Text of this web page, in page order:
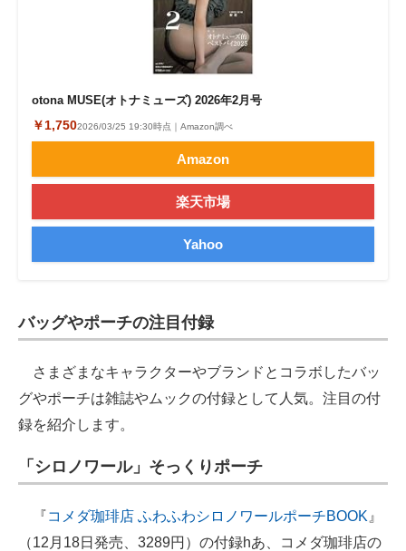
otona MUSE(オトナミューズ) 2026年2月号
￥1,7502026/03/25 19:30時点｜Amazon調べ
Amazon
楽天市場
Yahoo
バッグやポーチの注目付録
さまざまなキャラクターやブランドとコラボしたバッ
グやポーチは雑誌やムックの付録として人気。注目の付
録を紹介します。
「シロノワール」そっくりポーチ
『コメダ珈琲店 ふわふわシロノワールポーチBOOK 』
（12月18日発売、3289円）の付録hあ、コメダ珈琲店の